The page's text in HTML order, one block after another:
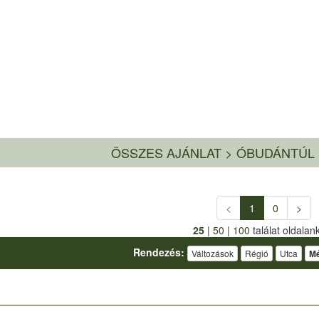
ÖSSZES AJÁNLAT >ÓBUDÁNTÚL
< 1 0
>
25| 50 | 100 találat
Rendezés:
Változások Régió Utca